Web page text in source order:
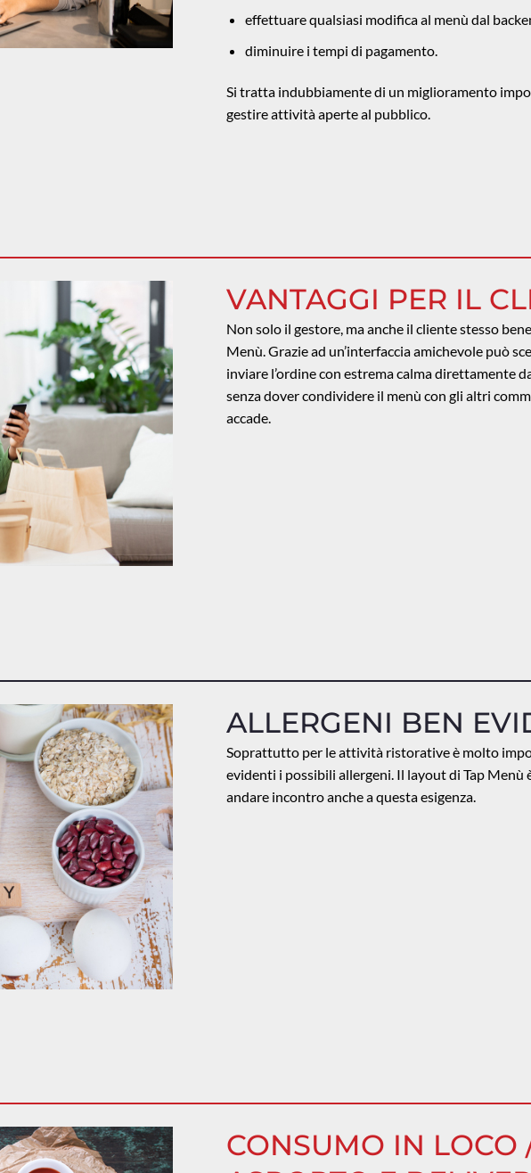
effettuare qualsiasi modifica al menù dal
diminuire i tempi di pagamento.
Si tratta indubbiamente di un miglioramento
gestire attività aperte al pubblico.
VANTAGGI PER IL
Non solo il gestore, ma anche il cliente stesso
Menù. Grazie ad un’interfaccia amichevole può
inviare l’ordine con estrema calma direttamente
senza dover condividere il menù con gli altri
accade.
ALLERGENI BEN
Soprattutto per le attività ristorative è molto
evidenti i possibili allergeni. Il layout di Tap Menù
andare incontro anche a questa esigenza.
CONSUMO IN LOCO